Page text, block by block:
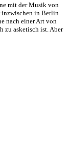
mit der Musik von
inzwischen in Berlin
nach einer Art von
zu asketisch ist. Aber